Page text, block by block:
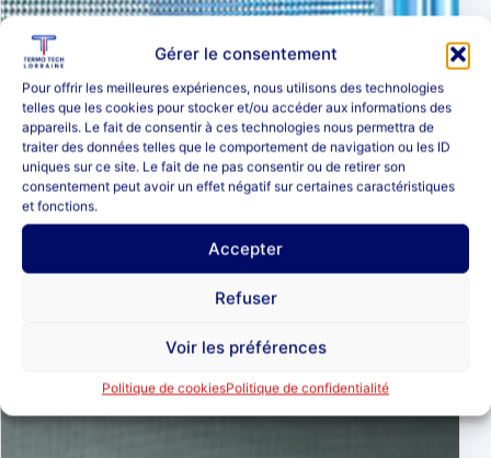
Gérer le consentement
Pour offrir les meilleures expériences, nous utilisons des technologies
telles que les cookies pour stocker et/ou accéder aux informations des
appareils. Le fait de consentir à ces technologies nous permettra de
traiter des données telles que le comportement de navigation ou les ID
uniques sur ce site. Le fait de ne pas consentir ou de retirer son
consentement peut avoir un effet négatif sur certaines caractéristiques
et fonctions.
Accepter
Refuser
Voir les préférences
Politique de cookiesPolitique de confidentialité
TEXTURE 03
Krizet
Un motif géométrique dense qui structure la surface et
brouille efficacement les contours.